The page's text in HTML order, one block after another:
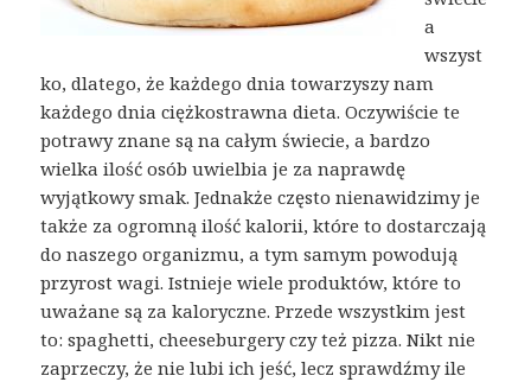
a
wszyst
ko, dlatego, że każdego dnia towarzyszy nam
każdego dnia ciężkostrawna dieta. Oczywiście te
potrawy znane są na całym świecie, a bardzo
wielka ilość osób uwielbia je za naprawdę
wyjątkowy smak. Jednakże często nienawidzimy je
także za ogromną ilość kalorii, które to dostarczają
do naszego organizmu, a tym samym powodują
przyrost wagi. Istnieje wiele produktów, które to
uważane są za kaloryczne. Przede wszystkim jest
to: spaghetti, cheeseburgery czy też pizza. Nikt nie
zaprzeczy, że nie lubi ich jeść, lecz sprawdźmy ile